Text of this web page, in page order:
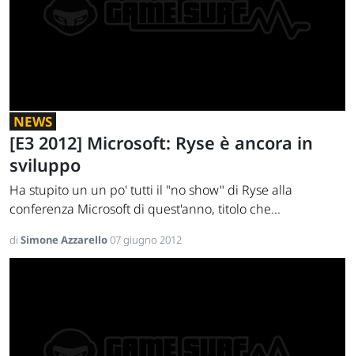
NEWS
[E3 2012] Microsoft: Ryse è ancora in
sviluppo
Ha stupito un un po' tutti il "no show" di Ryse alla
conferenza Microsoft di quest'anno, titolo che...
di Simone Azzarello07 giugno 2012